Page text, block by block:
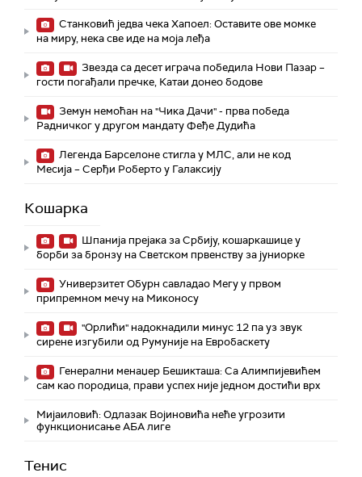
Станковић једва чека Хапоел: Оставите ове момке
на миру, нека све иде на моја леђа
Звезда са десет играча победила Нови Пазар –
гости погађали пречке, Катаи донео бодове
Земун немоћан на "Чика Дачи" - прва победа
Радничког у другом мандату Феђе Дудића
Легенда Барселоне стигла у МЛС, али не код
Месија – Серђи Роберто у Галаксију
Кошарка
Шпанија прејакa за Србију, кошаркашице у
борби за бронзу на Светском првенству за јуниорке
Универзитет Обурн савладао Мегу у првом
припремном мечу на Миконосу
"Орлићи" надокнадили минус 12 па уз звук
сирене изгубили од Румуније на Евробаскету
Генерални менаџер Бешикташа: Са Алимпијевићем
сам као породица, прави успех није једном достићи врх
Мијаиловић: Одлазак Војиновића неће угрозити
функционисање АБА лиге
Тенис